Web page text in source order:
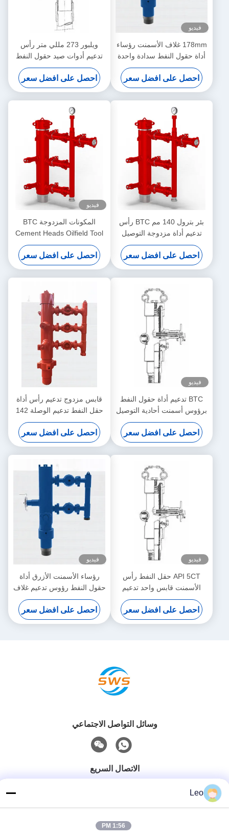
فيديو
178mm غلاف الأسمنت رؤساء
أداة حقول النفط سدادة واحدة
مع المنوع
احصل على افضل سعر
ويلبور 273 مللي متر رأس
تدعيم أدوات صيد حقول النفط
احصل على افضل سعر
بئر بترول 140 مم BTC رأس
تدعيم أداة مزدوجة التوصيل
احصل على افضل سعر
فيديو
المكونات المزدوجة BTC
Cement Heads Oilfield Tool
Oil Drilling Machine Parts
احصل على افضل سعر
فيديو
BTC تدعيم أداة حقول النفط
برؤوس أسمنت أحادية التوصيل
مع مشعب
احصل على افضل سعر
قابس مزدوج تدعيم رأس أداة
حقل النفط تدعيم الوصلة 142
سلسلة
احصل على افضل سعر
فيديو
API 5CT حقل النفط رأس
الأسمنت قابس واحد تدعيم
الرأس
احصل على افضل سعر
فيديو
رؤساء الأسمنت الأزرق أداة
حقول النفط رؤوس تدعيم غلاف
سدادة واحدة
احصل على افضل سعر
وسائل التواصل الاجتماعي
الاتصال السريع
هاتف
Leo
1:56 PM